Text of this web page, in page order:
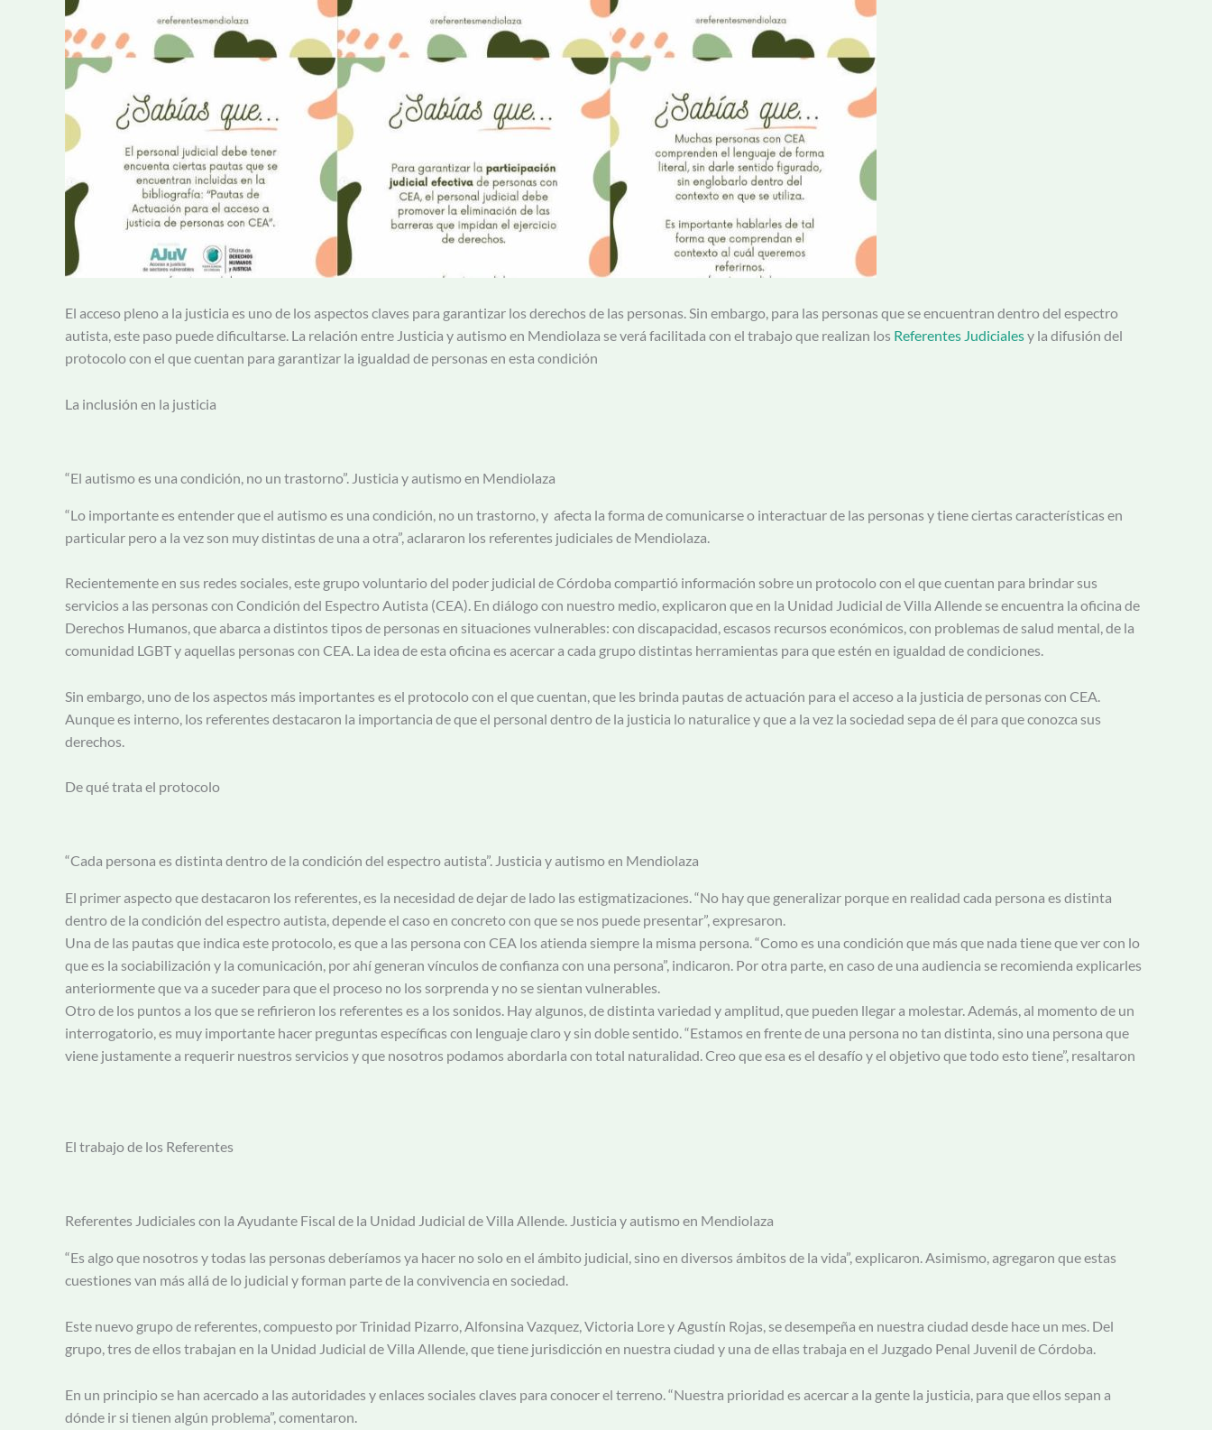
El acceso pleno a la justicia es uno de los aspectos claves para garantizar los derechos de las personas. Sin embargo, para las personas que se encuentran dentro del espectro
autista, este paso puede dificultarse. La relación entre Justicia y autismo en Mendiolaza se verá facilitada con el trabajo que realizan los Referentes Judicialesy la difusión del
protocolo con el que cuentan para garantizar la igualdad de personas en esta condición
La inclusión en la justicia
“El autismo es una condición, no un trastorno”. Justicia y autismo en Mendiolaza
“Lo importante es entender que el autismo es una condición, no un trastorno, y afecta la forma de comunicarse o interactuar de las personas y tiene ciertas características en
particular pero a la vez son muy distintas de una a otra”, aclararon los referentes judiciales de Mendiolaza.
Recientemente en sus redes sociales, este grupo voluntario del poder judicial de Córdoba compartió información sobre un protocolo con el que cuentan para brindar sus
servicios a las personas con Condición del Espectro Autista (CEA). En diálogo con nuestro medio, explicaron que en la Unidad Judicial de Villa Allende se encuentra la oficina de
Derechos Humanos, que abarca a distintos tipos de personas en situaciones vulnerables: con discapacidad, escasos recursos económicos, con problemas de salud mental, de la
comunidad LGBT y aquellas personas con CEA. La idea de esta oficina es acercar a cada grupo distintas herramientas para que estén en igualdad de condiciones.
Sin embargo, uno de los aspectos más importantes es el protocolo con el que cuentan, que les brinda pautas de actuación para el acceso a la justicia de personas con CEA.
Aunque es interno, los referentes destacaron la importancia de que el personal dentro de la justicia lo naturalice y que a la vez la sociedad sepa de él para que conozca sus
derechos.
De qué trata el protocolo
“Cada persona es distinta dentro de la condición del espectro autista”. Justicia y autismo en Mendiolaza
El primer aspecto que destacaron los referentes, es la necesidad de dejar de lado las estigmatizaciones. “No hay que generalizar porque en realidad cada persona es distinta
dentro de la condición del espectro autista, depende el caso en concreto con que se nos puede presentar”, expresaron.
Una de las pautas que indica este protocolo, es que a las persona con CEA los atienda siempre la misma persona. “Como es una condición que más que nada tiene que ver con lo
que es la sociabilización y la comunicación, por ahí generan vínculos de confianza con una persona”, indicaron. Por otra parte, en caso de una audiencia se recomienda explicarles
anteriormente que va a suceder para que el proceso no los sorprenda y no se sientan vulnerables.
Otro de los puntos a los que se refirieron los referentes es a los sonidos. Hay algunos, de distinta variedad y amplitud, que pueden llegar a molestar. Además, al momento de un
interrogatorio, es muy importante hacer preguntas específicas con lenguaje claro y sin doble sentido. “Estamos en frente de una persona no tan distinta, sino una persona que
viene justamente a requerir nuestros servicios y que nosotros podamos abordarla con total naturalidad. Creo que esa es el desafío y el objetivo que todo esto tiene”, resaltaron
El trabajo de los Referentes
Referentes Judiciales con la Ayudante Fiscal de la Unidad Judicial de Villa Allende. Justicia y autismo en Mendiolaza
“Es algo que nosotros y todas las personas deberíamos ya hacer no solo en el ámbito judicial, sino en diversos ámbitos de la vida”, explicaron. Asimismo, agregaron que estas
cuestiones van más allá de lo judicial y forman parte de la convivencia en sociedad.
Este nuevo grupo de referentes, compuesto por Trinidad Pizarro, Alfonsina Vazquez, Victoria Lore y Agustín Rojas, se desempeña en nuestra ciudad desde hace un mes. Del
grupo, tres de ellos trabajan en la Unidad Judicial de Villa Allende, que tiene jurisdicción en nuestra ciudad y una de ellas trabaja en el Juzgado Penal Juvenil de Córdoba.
En un principio se han acercado a las autoridades y enlaces sociales claves para conocer el terreno. “Nuestra prioridad es acercar a la gente la justicia, para que ellos sepan a
dónde ir si tienen algún problema”, comentaron.